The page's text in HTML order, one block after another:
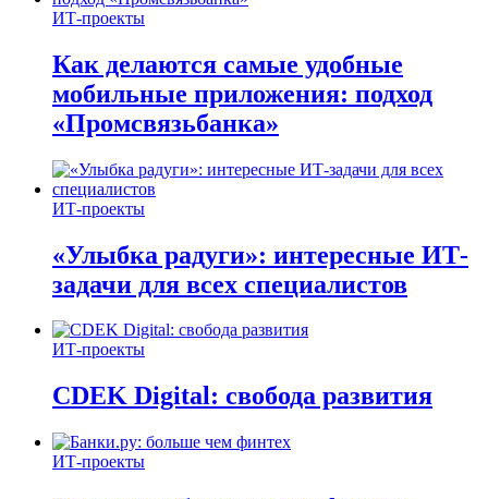
ИТ-проекты
Как делаются самые удобные
мобильные приложения: подход
«Промсвязьбанка»
ИТ-проекты
«Улыбка радуги»: интересные ИТ-
задачи для всех специалистов
ИТ-проекты
CDEK Digital: свобода развития
ИТ-проекты